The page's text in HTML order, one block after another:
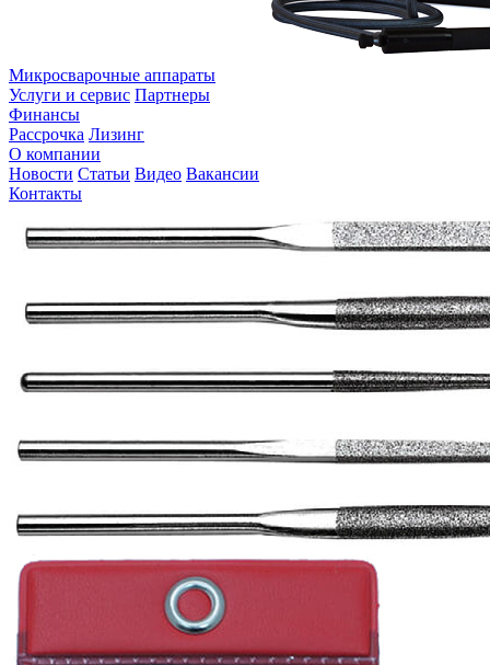
Микросварочные аппараты
Услуги и сервис Партнеры
Финансы
Рассрочка Лизинг
О компании
Новости Статьи Видео Вакансии
Контакты